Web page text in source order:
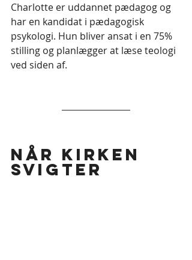
Charlotte er uddannet pædagog og
har en kandidat i pædagogisk
psykologi. Hun bliver ansat i en 75%
stilling og planlægger at læse teologi
ved siden af.
Når kirken
svigter